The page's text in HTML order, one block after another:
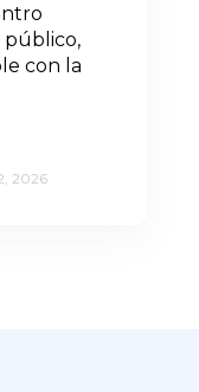
público,
con la
2026